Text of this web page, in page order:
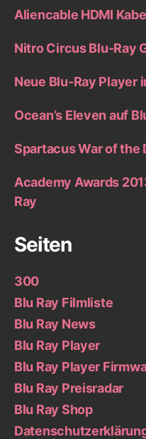
Aliencable HDMI
Nitro Circus Blu-Ray
Neue Blu-Ray Player
Ocean’s Eleven auf
Spartacus War of the
Academy Awards
Ray
Seiten
300
Blu Ray Filmliste
Blu Ray News
Blu Ray Player
Blu Ray Player
Blu Ray Preisradar
Blu Ray Shop